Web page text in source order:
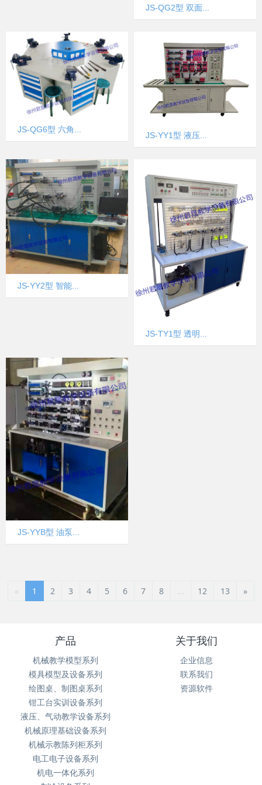
JS-QG2型 双面...
JS-QG6型 六角...
JS-YY1型 液压...
JS-YY2型 智能...
JS-TY1型 透明...
JS-YYB型 油泵...
« 1 2 3 4 5 6 7 8 ... 12 13 »
产品
机械教学模型系列
模具模型及设备系列
绘图桌、制图桌系列
钳工台实训设备系列
液压、气动教学设备系列
机械原理基础设备系列
机械示教陈列柜系列
电工电子设备系列
机电一体化系列
关于我们
企业信息
联系我们
资源软件